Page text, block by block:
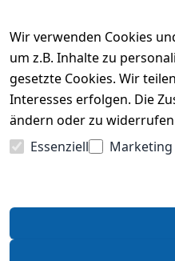
Wir verwenden Cookies
um z.B. Inhalte zu
gesetzte Cookies. Wir
Interesses erfolgen. Die
ändern oder zu
Essenziell
Marketing